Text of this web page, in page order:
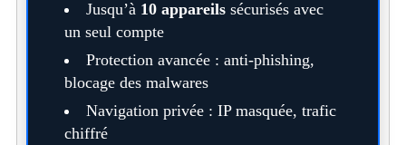
Jusqu’à 10 appareilssécurisés avec
un seul compte
Protection avancée : anti-phishing,
blocage des malwares
Navigation privée : IP masquée, trafic
chiffré